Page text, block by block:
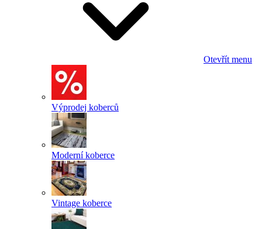
Otevřít menu
Výprodej koberců
Moderní koberce
Vintage koberce